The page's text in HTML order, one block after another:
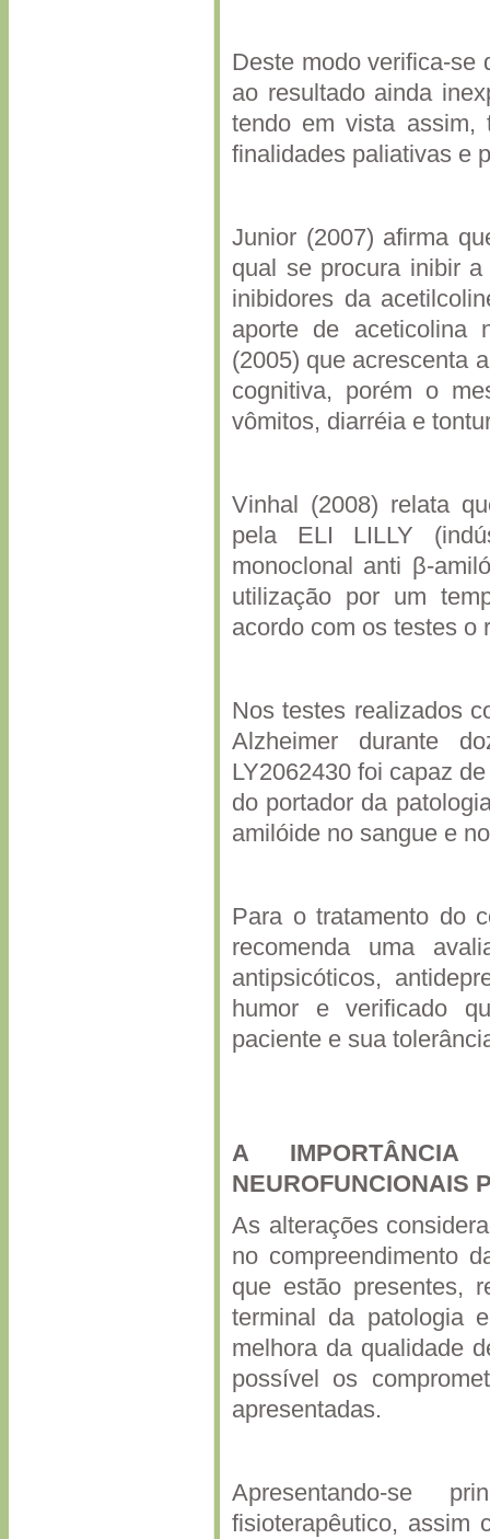
Deste modo verifica-se
ao resultado ainda
tendo em vista assim,
finalidades paliativas e
Junior (2007) afirma
qual se procura inibir
inibidores da
aporte de aceticolina
(2005) que acrescenta
cognitiva, porém o
vômitos, diarréia e
Vinhal (2008) relata
pela ELI LILLY
monoclonal anti β-
utilização por um
acordo com os testes o
Nos testes realizados
Alzheimer durante
LY2062430 foi capaz
do portador da
amilóide no sangue e
Para o tratamento do
recomenda uma
antipsicóticos,
humor e verificado
paciente e sua
A IMPORTÂNCIA
NEUROFUNCIONAIS
As alterações
no compreendimento
que estão presentes,
terminal da patologia
melhora da qualidade
possível os
apresentadas.
Apresentando-se
fisioterapêutico, assim